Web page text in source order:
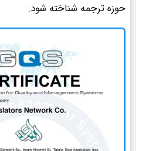
حوزه ترجمه شناخته شود: